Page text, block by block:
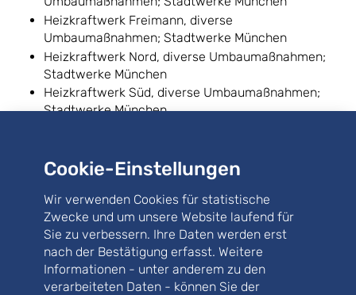
Heizkraftwerk Freimann, diverse
Umbaumaßnahmen; Stadtwerke München
Heizkraftwerk Nord, diverse Umbaumaßnahmen;
Stadtwerke München
Heizkraftwerk Süd, diverse Umbaumaßnahmen;
Stadtwerke München
Schaltanlage; SWM Infrastruktur GmbH & Co. KG
HKW Süd Umbau GuD1; SWM Infrastruktur GmbH &
Co. KG
Umbau UW Ausstellung; SWM Infrastruktur GmbH &
Co. KG
Umspannwerk Uppenborn, Werk 1, Sanierung
Trafokammern; Stadtwerke München GmbH
Cookie-Einstellungen
Wir verwenden Cookies für statistische
Zwecke und um unsere Website laufend für
Sie zu verbessern. Ihre Daten werden erst
nach der Bestätigung erfasst. Weitere
Informationen - unter anderem zu den
verarbeiteten Daten - können Sie der